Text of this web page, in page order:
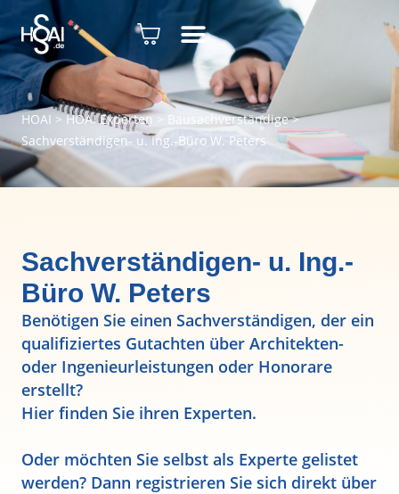
HOAI > HOAI Experten> Bausachverständige>
Sachverständigen- u. Ing.-Büro W. Peters
Sachverständigen- u. Ing.-
Büro W. Peters
Benötigen Sie einen Sachverständigen, der ein
qualifiziertes Gutachten über Architekten-
oder Ingenieurleistungen oder Honorare
erstellt?
Hier finden Sie ihren Experten.
Oder möchten Sie selbst als Experte gelistet
werden? Dann registrieren Sie sich direkt über